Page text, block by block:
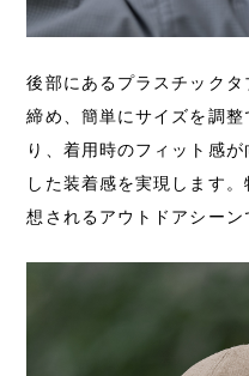
後部にあるプラスチック
締め、簡単にサイズを調
り、着用時のフィット感
した装着感を実現します
想されるアウトドアシーン